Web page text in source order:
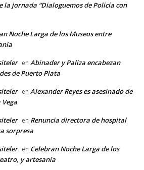
la jornada “Dialoguemos de Policía con
Noche Larga de los Museos entre
en Abinader y Paliza encabezan
de Puerto Plata
en Alexander Reyes es asesinado de
en Renuncia directora de hospital
sorpresa
en Celebran Noche Larga de los
y artesanía